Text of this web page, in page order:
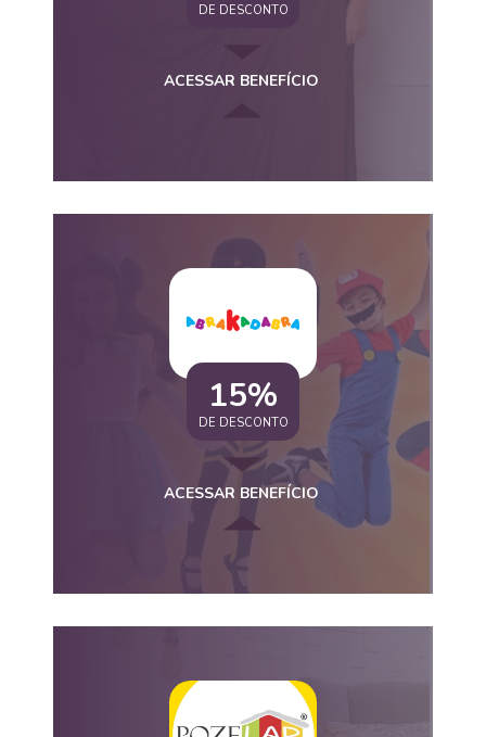
DE DESCONTO
ACESSAR BENEFÍCIO
15%
DE DESCONTO
ACESSAR BENEFÍCIO